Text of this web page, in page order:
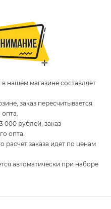
нашем магазине составляет
заказ пересчитывается
000 рублей, заказ
опта.
расчет заказа идет по ценам
автоматически при наборе